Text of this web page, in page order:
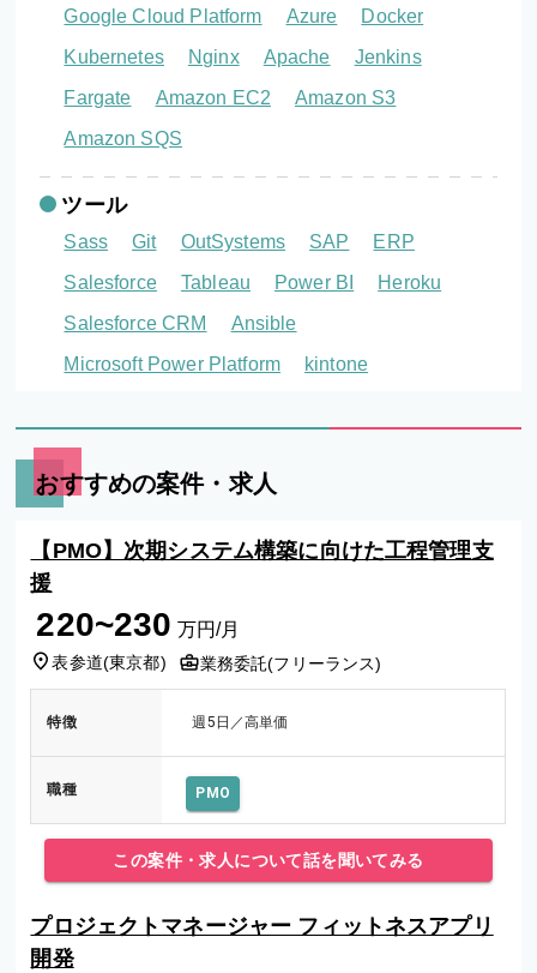
Google Cloud Platform Azure
Docker
Kubernetes
Nginx Apache
Jenkins
Fargate
Amazon EC2
Amazon S3
Amazon SQS
ツール
Sass Git OutSystems SAP
ERP
Salesforce
Tableau Power BI
Heroku
Salesforce CRM
Ansible
Microsoft Power Platform
kintone
おすすめの案件・求人
【PMO】次期システム構築に向けた工程管理支
援
220~230 万円/月
表参道(東京都) 業務委託(フリーランス)
特徴 週5日／高単価
職種 PMO
この案件・求人について話を聞いてみる
プロジェクトマネージャー フィットネスアプリ
開発